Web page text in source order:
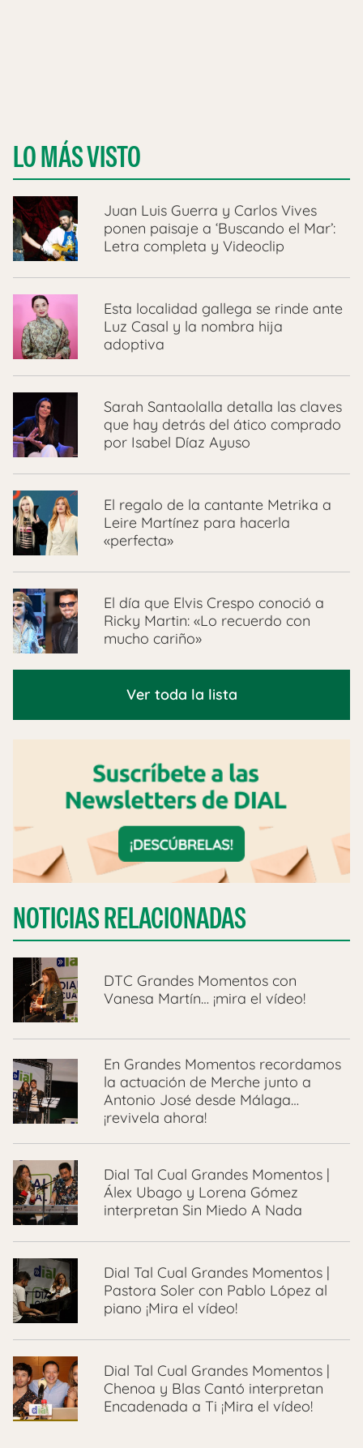
LO MÁS VISTO
Juan Luis Guerra y Carlos Vives
ponen paisaje a ‘Buscando el Mar’:
Letra completa y Videoclip
Esta localidad gallega se rinde ante
Luz Casal y la nombra hija
adoptiva
Sarah Santaolalla detalla las claves
que hay detrás del ático comprado
por Isabel Díaz Ayuso
El regalo de la cantante Metrika a
Leire Martínez para hacerla
«perfecta»
El día que Elvis Crespo conoció a
Ricky Martin: «Lo recuerdo con
mucho cariño»
Ver toda la lista
NOTICIAS RELACIONADAS
DTC Grandes Momentos con
Vanesa Martín… ¡mira el vídeo!
En Grandes Momentos recordamos
la actuación de Merche junto a
Antonio José desde Málaga…
¡revivela ahora!
Dial Tal Cual Grandes Momentos |
Álex Ubago y Lorena Gómez
interpretan Sin Miedo A Nada
Dial Tal Cual Grandes Momentos |
Pastora Soler con Pablo López al
piano ¡Mira el vídeo!
Dial Tal Cual Grandes Momentos |
Chenoa y Blas Cantó interpretan
Encadenada a Ti ¡Mira el vídeo!